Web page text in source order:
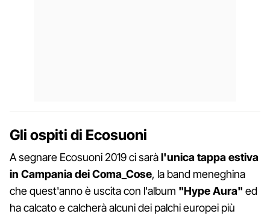
Gli ospiti di Ecosuoni
A segnare Ecosuoni 2019 ci saràl'unica tappa estiva
in Campania deiComa_Cose, la band meneghina
che quest'anno è uscita con l'album "Hype Aura" ed
ha calcato e calcherà alcuni dei palchi europei più